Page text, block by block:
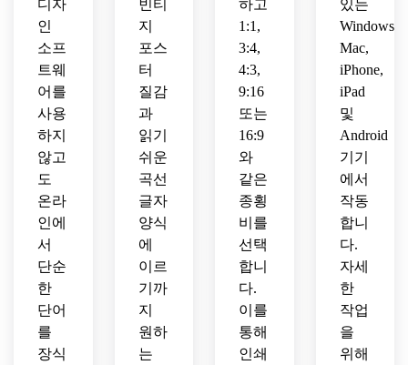
브 더
데이
트 디
자인
에 적
합합
니다.
하세
요.
디자
인
소프
트웨
어를
사용
하지
않고
도
온라
인에
서
단순
한
단어
를
장식
빈티
지
포스
터
질감
과
읽기
쉬운
곡선
글자
양식
에
이르
기까
지
원하
는
하고
1:1,
3:4,
4:3,
9:16
또는
16:9
와
같은
종횡
비를
선택
합니
다.
이를
통해
인쇄
있는
Windows,
Mac,
iPhone,
iPad
및
Android
기기
에서
작동
합니
다.
자세
한
작업
을
위해